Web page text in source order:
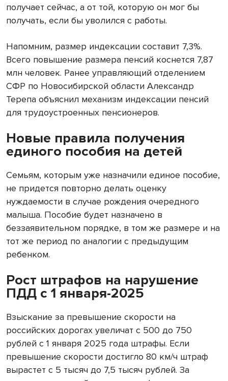
получает сейчас, а от той, которую он мог бы
получать, если бы уволился с работы.
Напомним, размер индексации составит 7,3%.
Всего повышение размера пенсий коснется 7,87
млн человек. Ранее управляющий отделением
СФР по Новосибирской области Александр
Терепа объяснил механизм индексации пенсий
для трудоустроенных пенсионеров.
Новые правила получения
единого пособия на детей
Семьям, которым уже назначили единое пособие,
не придется повторно делать оценку
нуждаемости в случае рождения очередного
малыша. Пособие будет назначено в
беззаявительном порядке, в том же размере и на
тот же период по аналогии с предыдущим
ребенком.
Рост штрафов на нарушение
ПДД с 1 января-2025
Взыскание за превышение скорости на
российских дорогах увеличат с 500 до 750
рублей с 1 января 2025 года штрафы. Если
превышение скорости достигло 80 км/ч штраф
вырастет с 5 тысяч до 7,5 тысяч рублей. За